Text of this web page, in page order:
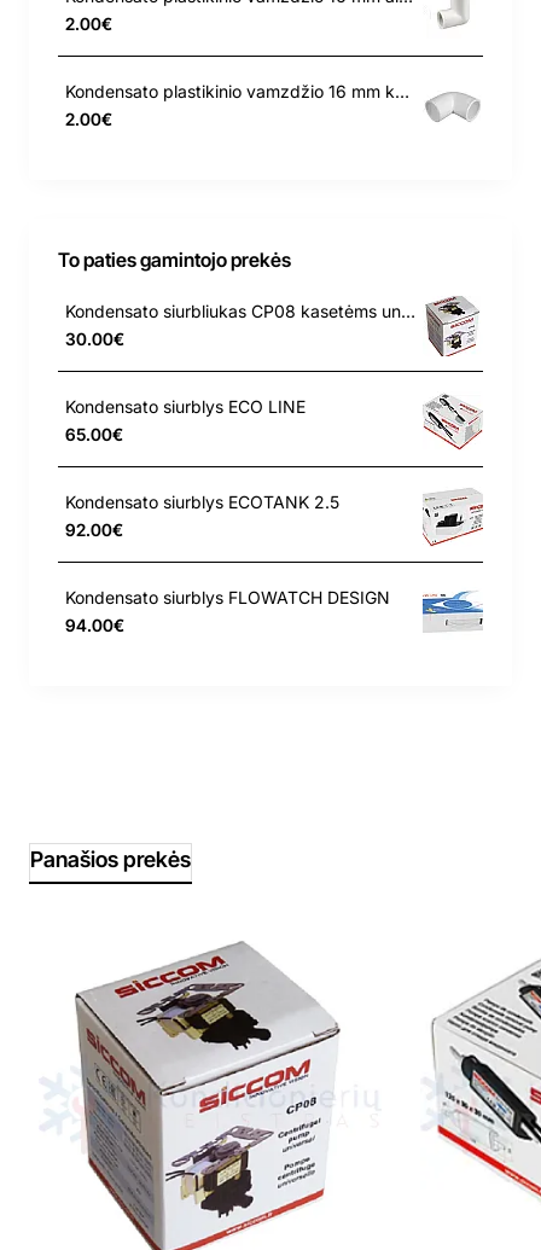
2.00€
Kondensato plastikinio vamzdžio 16 mm kampas 90
2.00€
To paties gamintojo prekės
Kondensato siurbliukas CP08 kasetėms universalus
30.00€
Kondensato siurblys ECO LINE
65.00€
Kondensato siurblys ECOTANK 2.5
92.00€
Kondensato siurblys FLOWATCH DESIGN
94.00€
Panašios prekės